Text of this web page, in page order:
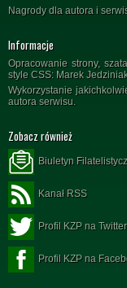
Nagrody dla autora i
Informacje
Opracowanie strony,
style CSS: Marek
Wykorzystanie
autora serwisu.
Zobacz również
Biuletyn
Kanał RSS
Profil KZP na
Profil KZP na